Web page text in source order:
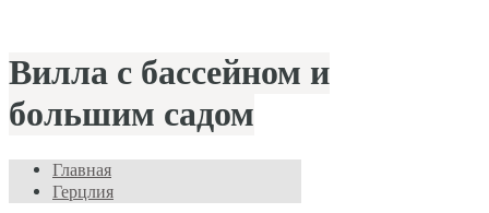
Вилла с бассейном и
большим садом
Главная
Герцлия